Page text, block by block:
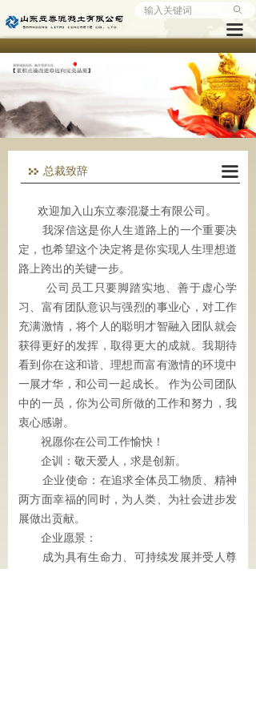
끀
首页
公司概况
企业文化
产品监控
企业动态
访客留言
人才招聘
联系我们
ꄙ
总裁致辞 끀
欢迎加入山东立泰混凝土有限公司。
我深信这是你人生道路上的一个重要决
定，也希望这个决定将是你实现人生理想道
路上跨出的关键一步。
公司员工只要脚踏实地、善于虚心学
习、富有团队意识与强烈的事业心，对工作
充满激情，将个人的聪明才智融入团队就会
获得更好的发挥，取得更大的成就。我期待
看到你在这和谐、理想而富有激情的环境中
一展才华，和公司一起成长。 作为公司团队
中的一员，你为公司所做的工作和努力，我
衷心感谢。
祝愿你在公司工作愉快！
企训：敬天爱人，求是创新。
企业使命：在追求全体员工物质、精神
两方面幸福的同时，为人类、为社会进步发
展做出贡献。
企业愿景：
成为具有生命力、可持续发展并受人尊